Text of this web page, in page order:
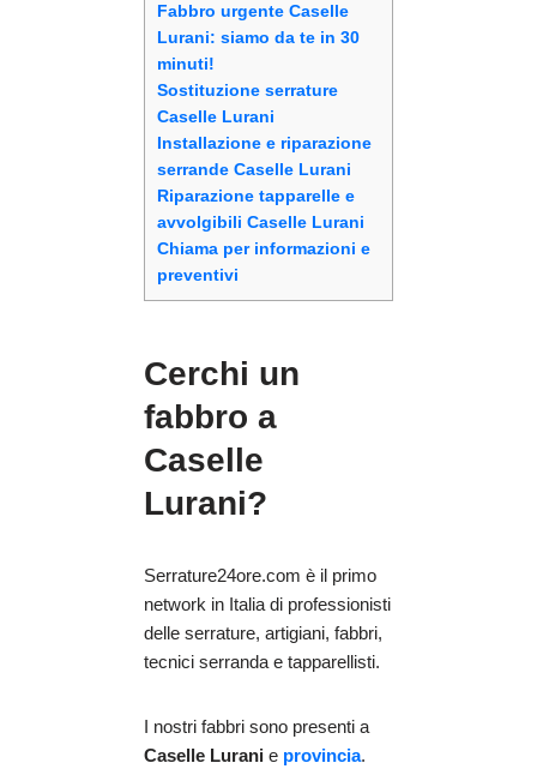
Fabbro urgente Caselle
Lurani: siamo da te in 30
minuti!
Sostituzione serrature
Caselle Lurani
Installazione e riparazione
serrande Caselle Lurani
Riparazione tapparelle e
avvolgibili Caselle Lurani
Chiama per informazioni e
preventivi
Cerchi un
fabbro a
Caselle
Lurani?
Serrature24ore.com è il primo
network in Italia di professionisti
delle serrature, artigiani, fabbri,
tecnici serranda e tapparellisti.
I nostri fabbri sono presenti a
Caselle Lurani e provincia.